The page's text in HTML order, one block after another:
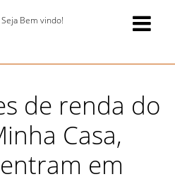
Seja Bem vindo!
de renda do
Casa,
em